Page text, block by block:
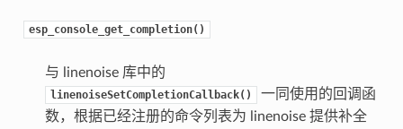
esp_console_get_completion()
与 linenoise 库中的
linenoiseSetCompletionCallback()
一同使用的回调函
数，根据已经注册的命令列表为 linenoise 提供补全